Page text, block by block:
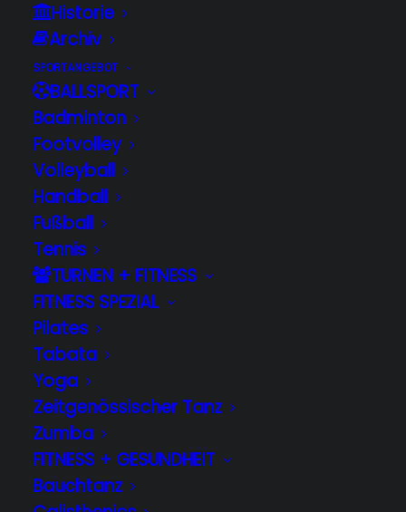
Historie
Archiv
SPORTANGEBOT
BALLSPORT
Badminton
Footvolley
Volleyball
Handball
Fußball
Tennis
TURNEN + FITNESS
FITNESS SPEZIAL
Pilates
Tabata
Yoga
Zeitgenössischer Tanz
Zumba
FITNESS + GESUNDHEIT
Bauchtanz